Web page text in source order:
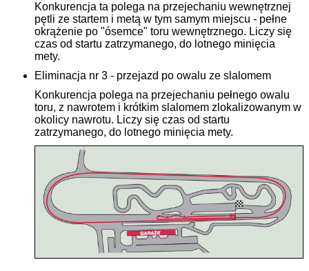
Konkurencja ta polega na przejechaniu wewnętrznej
pętli ze startem i metą w tym samym miejscu - pełne
okrążenie po "ósemce" toru wewnętrznego. Liczy się
czas od startu zatrzymanego, do lotnego minięcia
mety.
Eliminacja nr 3 - przejazd po owalu ze slalomem
Konkurencja polega na przejechaniu pełnego owalu
toru, z nawrotem i krótkim slalomem zlokalizowanym w
okolicy nawrotu. Liczy się czas od startu
zatrzymanego, do lotnego minięcia mety.